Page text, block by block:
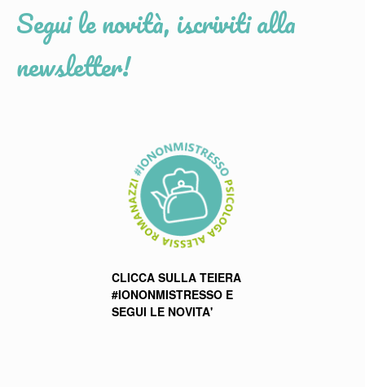
Segui le novità, iscriviti alla
newsletter!
CLICCA SULLA TEIERA
#IONONMISTRESSO E
SEGUI LE NOVITA'